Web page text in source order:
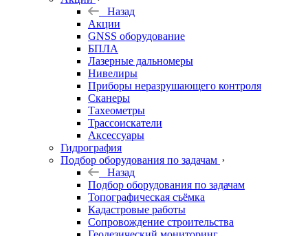
Назад
Акции
GNSS оборудование
БПЛА
Лазерные дальномеры
Нивелиры
Приборы неразрушающего контроля
Сканеры
Тахеометры
Трассоискатели
Аксессуары
Гидрография
Подбор оборудования по задачам
Назад
Подбор оборудования по задачам
Топографическая съёмка
Кадастровые работы
Сопровождение строительства